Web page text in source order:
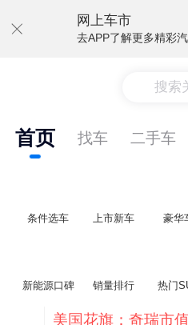
网上车市
去APP了解更多精彩
搜索
首页 找车 二手车
条件选车 上市新车 豪华
新能源口碑 销量排行 热门